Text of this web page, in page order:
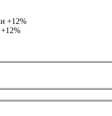
+12%
+12%